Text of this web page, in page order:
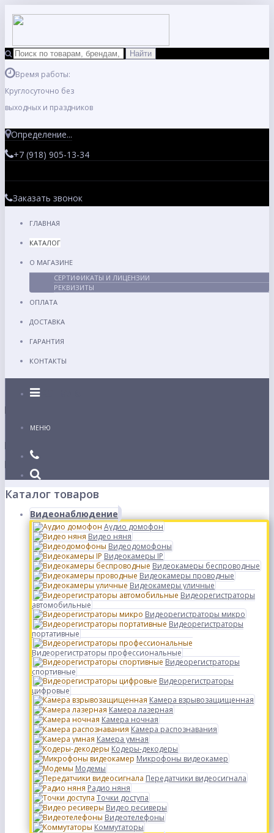
Время работы:
Круглосуточно без
выходных и праздников
Определение...
+7 (918) 905-13-34
Заказать звонок
ГЛАВНАЯ
КАТАЛОГ
О МАГАЗИНЕ
СЕРТИФИКАТЫ И ЛИЦЕНЗИИ
РЕКВИЗИТЫ
ОПЛАТА
ДОСТАВКА
ГАРАНТИЯ
КОНТАКТЫ
Каталог
МЕНЮ
Каталог товаров
Видеонаблюдение
Аудио домофон
Видео няня
Видеодомофоны
Видеокамеры IP
Видеокамеры беспроводные
Видеокамеры проводные
Видеокамеры уличные
Видеорегистраторы
автомобильные
Видеорегистраторы микро
Видеорегистраторы
портативные
Видеорегистраторы профессиональные
Видеорегистраторы
спортивные
Видеорегистраторы
цифровые
Камера взрывозащищенная
Камера лазерная
Камера ночная
Камера распознавания
Камера умная
Кодеры-декодеры
Микрофоны видеокамер
Модемы
Передатчики видеосигнала
Радио няня
Точки доступа
Видео ресиверы
Видеотелефоны
Коммутаторы